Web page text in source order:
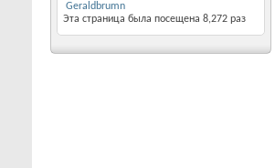
Geraldbrumn
Эта страница была посещена 8,272 раз